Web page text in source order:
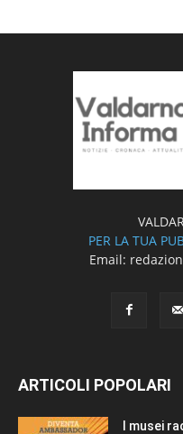
PER LA TUA
Email:
ARTICOLI POPOLARI
I musei